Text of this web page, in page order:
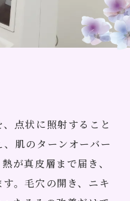
点状に照射すること
肌のターンオーバー
が真皮層まで届き、
。毛穴の開き、ニキ